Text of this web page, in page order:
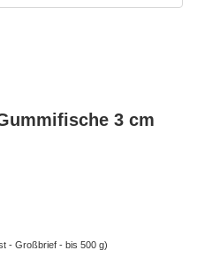
3 cm
- Großbrief - bis 500 g)